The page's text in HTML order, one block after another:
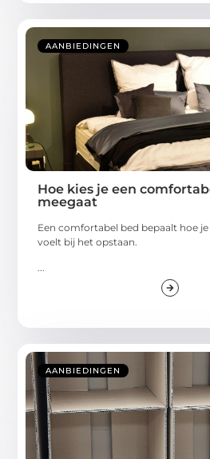
AANBIEDINGEN
Hoe kies je een
meegaat
Een comfortabel bed bepaalt hoe
voelt bij het opstaan.
...
AANBIEDINGEN